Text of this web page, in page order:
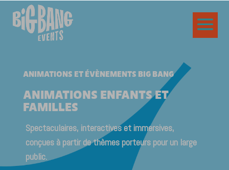
ANIMATIONS ET ÉVÈNEMENTS BIG BANG
ANIMATIONS ENFANTS ET
FAMILLES
Spectaculaires, interactives et immersives,
conçues à partir de thèmes porteurs pour un large
public.